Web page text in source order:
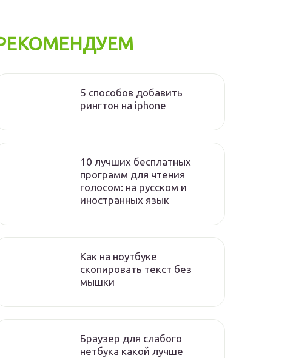
5 способов добавить
рингтон на iphone
10 лучших бесплатных
программ для чтения
голосом: на русском и
иностранных язык
Как на ноутбуке
скопировать текст без
мышки
Браузер для слабого
нетбука какой лучше